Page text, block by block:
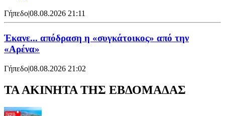
Γήπεδο|08.08.2026 21:11
Έκανε... απόδραση η «συγκάτοικος» από την
«Αρένα»
Γήπεδο|08.08.2026 21:02
ΤΑ ΑΚΙΝΗΤΑ ΤΗΣ ΕΒΔΟΜΑΔΑΣ